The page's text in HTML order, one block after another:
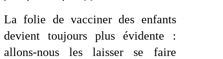
La folie de vacciner des enfants
devient toujours plus évidente :
allons-nous les laisser se faire